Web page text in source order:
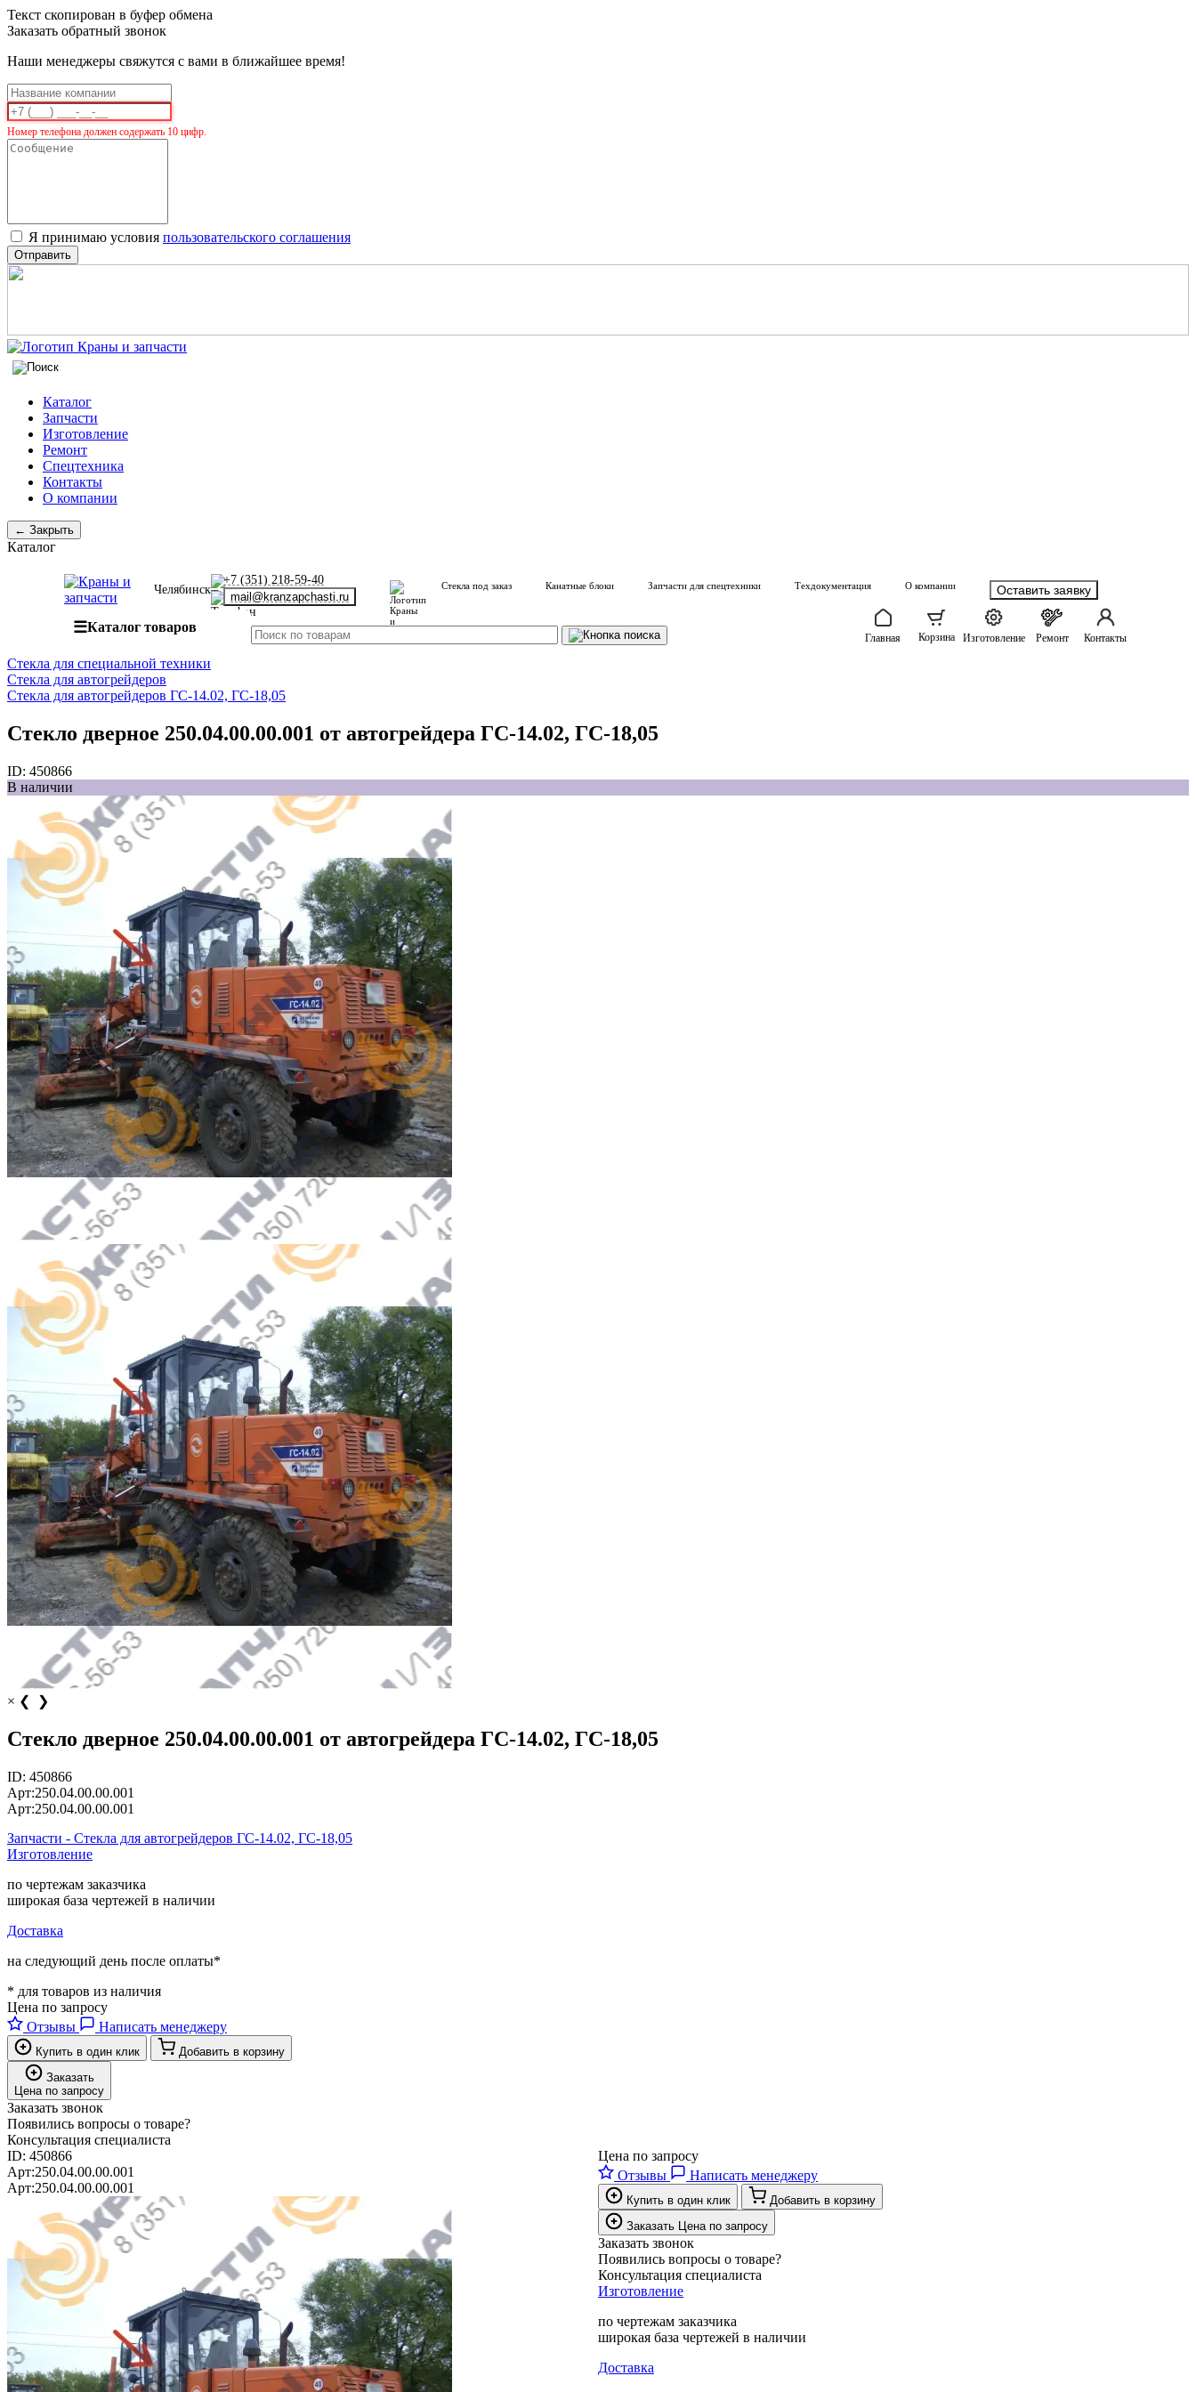
Текст скопирован в буфер обмена
Заказать обратный звонок
Наши менеджеры свяжутся с вами в ближайшее время!
Номер телефона должен содержать 10 цифр.
Я принимаю условия пользовательского соглашения
Отправить
Каталог
Запчасти
Изготовление
Ремонт
Спецтехника
Контакты
О компании
← Закрыть
Каталог
Челябинск
+7 (351) 218-59-40
mail@kranzapchasti.ru
Стекла под заказ Канатные блоки Запчасти для спецтехники Техдокументация О компании Оставить заявку
☰Каталог товаров
Главная Корзина Изготовление Ремонт Контакты
Стекла для специальной техники
Стекла для автогрейдеров
Стекла для автогрейдеров ГС-14.02, ГС-18,05
Стекло дверное 250.04.00.00.001 от автогрейдера ГС-14.02, ГС-18,05
ID: 450866
В наличии
× ❮ ❯
Стекло дверное 250.04.00.00.001 от автогрейдера ГС-14.02, ГС-18,05
ID: 450866
Арт:250.04.00.00.001
Арт:250.04.00.00.001
Запчасти - Стекла для автогрейдеров ГС-14.02, ГС-18,05
Изготовление
по чертежам заказчика
широкая база чертежей в наличии
Доставка
на следующий день после оплаты*
* для товаров из наличия
Цена по запросу
Отзывы
Написать менеджеру
Купить в один клик
Добавить в корзину
Заказать
Цена по запросу
Заказать звонок
Появились вопросы о товаре?
Консультация специалиста
ID: 450866
Арт:250.04.00.00.001
Арт:250.04.00.00.001
Цена по запросу
Отзывы
Написать менеджеру
Купить в один клик
Добавить в корзину
Заказать Цена по запросу
Заказать звонок
Появились вопросы о товаре?
Консультация специалиста
Изготовление
по чертежам заказчика
широкая база чертежей в наличии
Доставка